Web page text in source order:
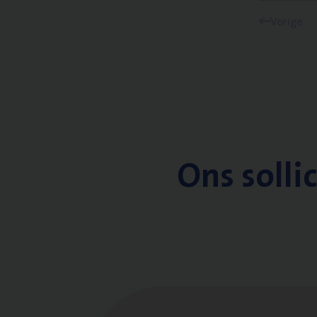
Ons